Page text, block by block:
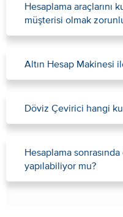
Hesaplama araçlarını
müşterisi olmak
Altın Hesap Makinesi
Döviz Çevirici hangi
Hesaplama
yapılabiliyor mu?